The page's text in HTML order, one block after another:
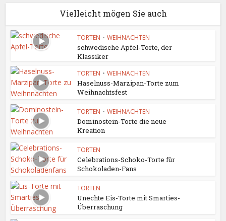
Vielleicht mögen Sie auch
TORTEN • WEIHNACHTEN
schwedische Apfel-Torte, der
Klassiker
TORTEN • WEIHNACHTEN
Haselnuss-Marzipan-Torte zum
Weihnachtsfest
TORTEN • WEIHNACHTEN
Dominostein-Torte die neue
Kreation
TORTEN
Celebrations-Schoko-Torte für
Schokoladen-Fans
TORTEN
Unechte Eis-Torte mit Smarties-
Überraschung